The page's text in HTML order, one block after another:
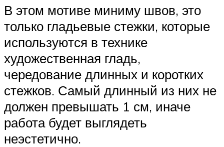
В этом мотиве миниму швов, это
только гладьевые стежки, которые
используются в технике
художественная гладь,
чередование длинных и коротких
стежков. Самый длинный из них не
должен превышать 1 см, иначе
работа будет выглядеть
неэстетично.